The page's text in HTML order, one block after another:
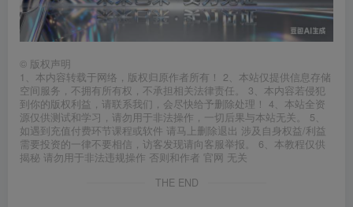
© 版权声明
1、本内容转载于网络，版权归原作者所有！ 2、本站仅提供信息存储
空间服务，不拥有所有权，不承担相关法律责任。 3、本内容若侵犯
到你的版权利益，请联系我们，会尽快给予删除处理！ 4、本站全资
源仅供测试和学习，请勿用于非法操作，一切后果与本站无关。 5、
如遇到充值付费环节课程或软件 请马上删除退出 涉及自身权益/利益
需要投资的一律不要相信，访客发现请向客服举报。 6、本教程仅供
揭秘 请勿用于非法违规操作 否则和作者 官网 无关
THE END